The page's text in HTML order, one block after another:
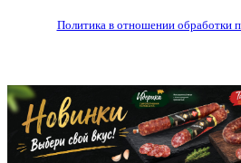
Политика в отношении обработки